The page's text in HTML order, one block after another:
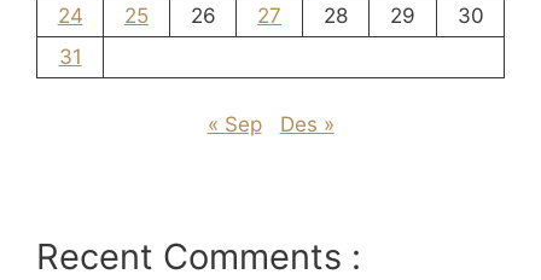
24
25 26 27 28 29
30
31
« Sep Des »
Recent Comments :